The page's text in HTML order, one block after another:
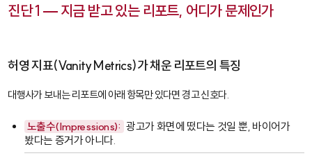
진단 1 — 지금 받고 있는 리포트, 어디가 문제인가
허영 지표(Vanity Metrics)가 채운 리포트의 특징
대행사가 보내는 리포트에 아래 항목만 있다면 경고 신호다.
노출수(Impressions): 광고가 화면에 떴다는 것일 뿐, 바이어가
봤다는 증거가 아니다.